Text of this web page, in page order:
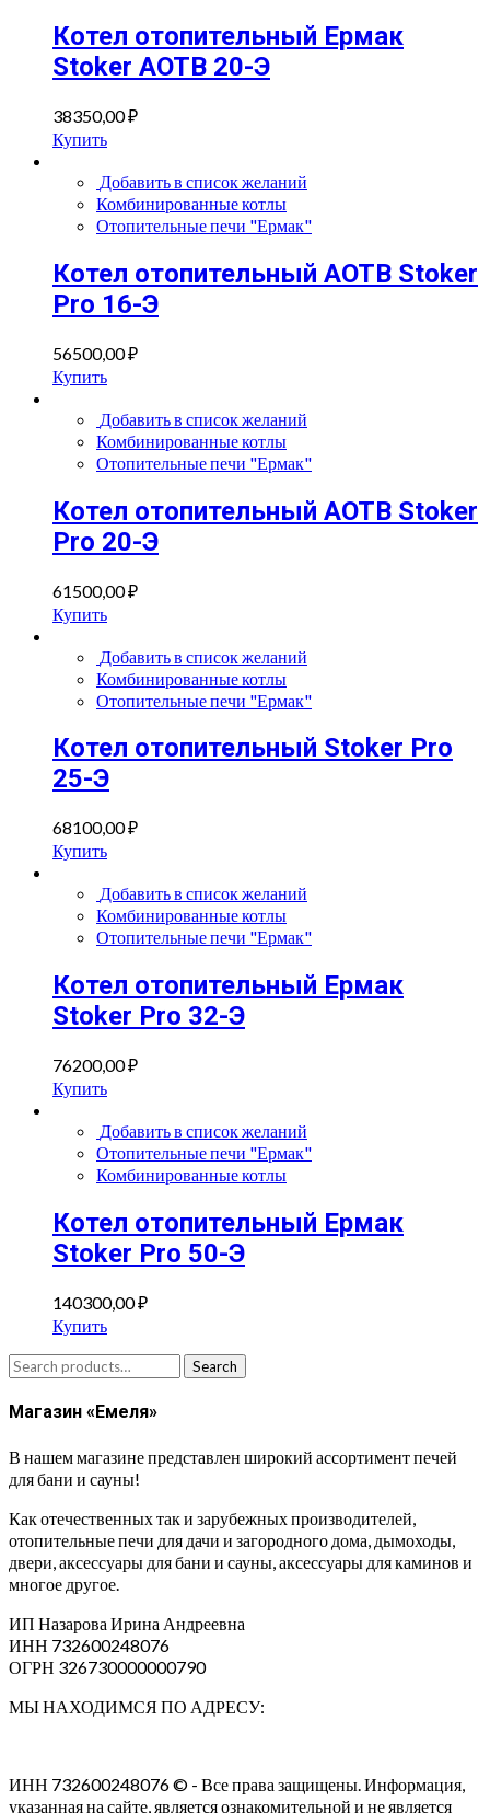
Котел отопительный Ермак
Stoker АОТВ 20-Э
38350,00₽
Купить
Добавить в список желаний
Комбинированные котлы
Отопительные печи "Ермак"
Котел отопительный AOTB Stoker
Pro 16-Э
56500,00₽
Купить
Добавить в список желаний
Комбинированные котлы
Отопительные печи "Ермак"
Котел отопительный AOTB Stoker
Pro 20-Э
61500,00₽
Купить
Добавить в список желаний
Комбинированные котлы
Отопительные печи "Ермак"
Котел отопительный Stoker Pro
25-Э
68100,00₽
Купить
Добавить в список желаний
Комбинированные котлы
Отопительные печи "Ермак"
Котел отопительный Ермак
Stoker Pro 32-Э
76200,00₽
Купить
Добавить в список желаний
Отопительные печи "Ермак"
Комбинированные котлы
Котел отопительный Ермак
Stoker Pro 50-Э
140300,00₽
Купить
Search
for:
Search
Магазин «Емеля»
В нашем магазине представлен широкий ассортимент печей
для бани и сауны!
Как отечественных так и зарубежных производителей,
отопительные печи для дачи и загородного дома, дымоходы,
двери, аксессуары для бани и сауны, аксессуары для каминов и
многое другое.
ИП Назарова Ирина Андреевна⁠
ИНН 732600248076
ОГРН 326730000000790
МЫ НАХОДИМСЯ ПО АДРЕСУ:
ИНН 732600248076 © - Все права защищены. Информация,
указанная на сайте, является ознакомительной и не является